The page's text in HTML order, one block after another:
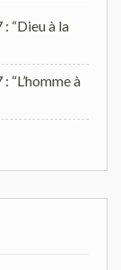
“Dieu à la
à